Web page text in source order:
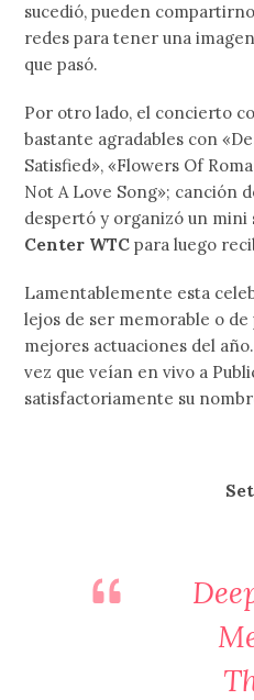
sucedió, pueden
redes para tener una
que pasó.
Por otro lado, el concierto
bastante agradables con
Satisfied», «Flowers Of
Not A Love Song»; canción
despertó y organizó un
Center WTC para luego
Lamentablemente esta
lejos de ser memorable o
mejores actuaciones del
vez que veían en vivo a
satisfactoriamente su